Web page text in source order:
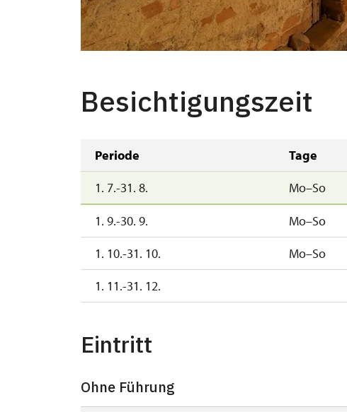
Besichtigungszeit
Periode Tage
1. 7.-31. 8.
Mo–So
1. 9.-30. 9. Mo–So
1. 10.-31. 10.
Mo–So
1. 11.-31. 12.
Eintritt
Ohne Führung